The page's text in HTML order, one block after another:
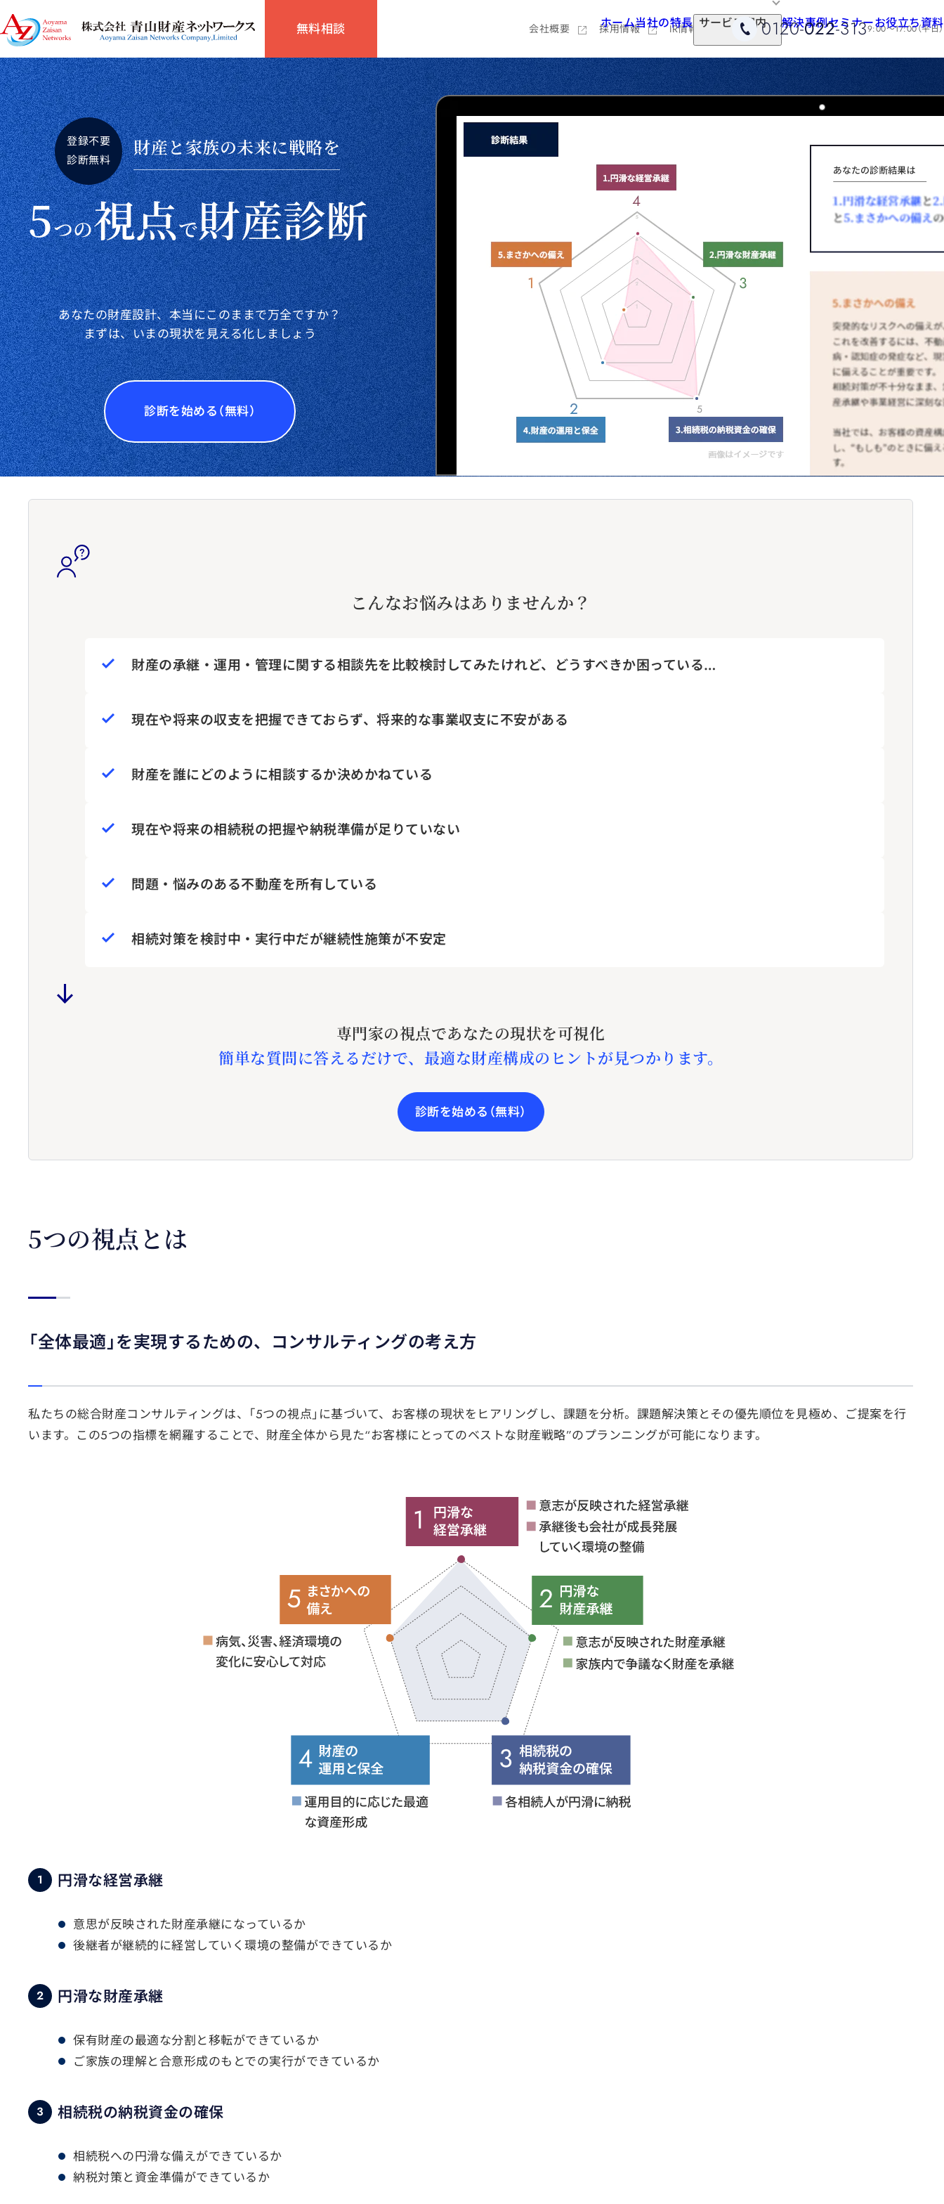
ホーム当社の特長 サービス案内 解決事例セミナーお役立ち資料
会社概要 採用情報 IR情報 0120-022-3139:00～17:00（平日）
無料相談
登録不要
診断無料
財産と家族の未来に戦略を
5つの視点で財産診断
あなたの財産設計、本当にこのままで万全ですか？
まずは、いまの現状を見える化しましょう
診断を始める（無料）
こんなお悩みはありませんか？
財産の承継・運用・管理に関する相談先を比較検討してみたけれど、どうすべきか困っている…
現在や将来の収支を把握できておらず、将来的な事業収支に不安がある
財産を誰にどのように相談するか決めかねている
現在や将来の相続税の把握や納税準備が足りていない
問題・悩みのある不動産を所有している
相続対策を検討中・実行中だが継続性施策が不安定
専門家の視点であなたの現状を可視化
簡単な質問に答えるだけで、最適な財産構成のヒントが見つかります。
診断を始める（無料）
5つの視点とは
「全体最適」を実現するための、コンサルティングの考え方
私たちの総合財産コンサルティングは、「5つの視点」に基づいて、お客様の現状をヒアリングし、課題を分析。課題解決策とその優先順位を見極め、ご提案を行
います。この5つの指標を網羅することで、財産全体から見た“お客様にとってのベストな財産戦略”のプランニングが可能になります。
1 円滑な経営承継
意思が反映された財産承継になっているか
後継者が継続的に経営していく環境の整備ができているか
2 円滑な財産承継
保有財産の最適な分割と移転ができているか
ご家族の理解と合意形成のもとでの実行ができているか
3 相続税の納税資金の確保
相続税への円滑な備えができているか
納税対策と資金準備ができているか